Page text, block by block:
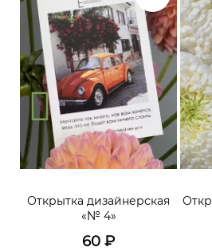
Открытка дизайнерская
«№ 4»
60 ₽